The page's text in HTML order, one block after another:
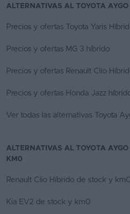
ALTERNATIVAS AL TOYOTA
Precios y ofertas Toyota Yaris
Precios y ofertas MG 3 híbrido
Precios y ofertas Renault Clio
Precios y ofertas Honda Jazz
Ver todas las alternativas Toyota
ALTERNATIVAS AL TOYOTA
KM0
Renault Clio Híbrido de stock y km0
Kia EV2 de stock y km0